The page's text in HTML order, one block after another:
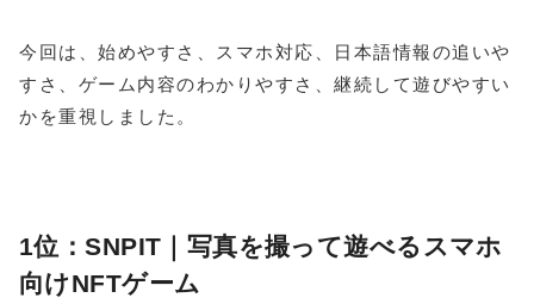
今回は、始めやすさ、スマホ対応、日本語情報の追いや
すさ、ゲーム内容のわかりやすさ、継続して遊びやすい
かを重視しました。
1位：SNPIT｜写真を撮って遊べるスマホ
向けNFTゲーム